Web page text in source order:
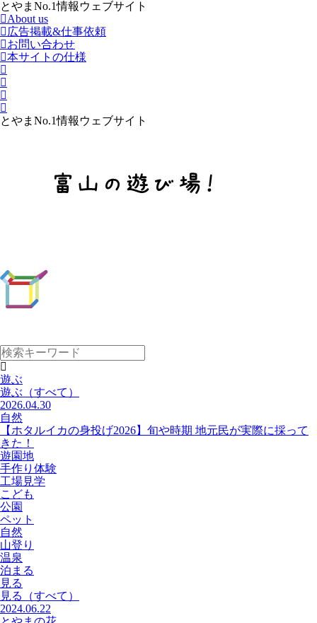
とやまNo.1情報ウェブサイト
About us
広告掲載&仕事依頼
お問い合わせ
本サイトの仕様
とやまNo.1情報ウェブサイト
遊ぶ
遊ぶ （すべて）
2026.04.30
自然
【ホタルイカの身投げ2026】旬や時期 地元民が実際に採って
きた！
遊園地
手作り体験
工場見学
こども
公園
ペット
自然
山登り
温泉
泊まる
見る
見る
（すべて）
2024.06.22